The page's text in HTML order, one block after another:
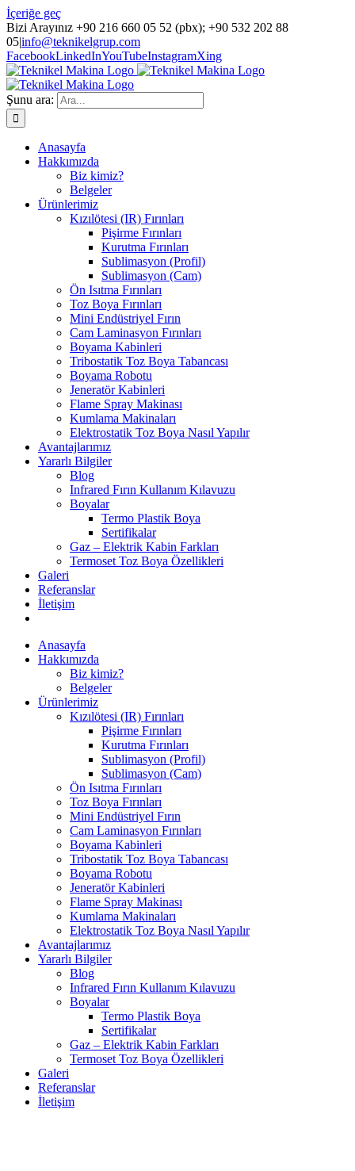
İçeriğe geç
Bizi Arayınız +90 216 660 05 52 (pbx); +90 532 202 88
05|info@teknikelgrup.com
FacebookLinkedInYouTubeInstagramXing
Şunu ara:
Anasayfa
Hakkımızda
Biz kimiz?
Belgeler
Ürünlerimiz
Kızılötesi (IR) Fırınları
Pişirme Fırınları
Kurutma Fırınları
Sublimasyon (Profil)
Sublimasyon (Cam)
Ön Isıtma Fırınları
Toz Boya Fırınları
Mini Endüstriyel Fırın
Cam Laminasyon Fırınları
Boyama Kabinleri
Tribostatik Toz Boya Tabancası
Boyama Robotu
Jeneratör Kabinleri
Flame Spray Makinası
Kumlama Makinaları
Elektrostatik Toz Boya Nasıl Yapılır
Avantajlarımız
Yararlı Bilgiler
Blog
Infrared Fırın Kullanım Kılavuzu
Boyalar
Termo Plastik Boya
Sertifikalar
Gaz – Elektrik Kabin Farkları
Termoset Toz Boya Özellikleri
Galeri
Referanslar
İletişim
Anasayfa
Hakkımızda
Biz kimiz?
Belgeler
Ürünlerimiz
Kızılötesi (IR) Fırınları
Pişirme Fırınları
Kurutma Fırınları
Sublimasyon (Profil)
Sublimasyon (Cam)
Ön Isıtma Fırınları
Toz Boya Fırınları
Mini Endüstriyel Fırın
Cam Laminasyon Fırınları
Boyama Kabinleri
Tribostatik Toz Boya Tabancası
Boyama Robotu
Jeneratör Kabinleri
Flame Spray Makinası
Kumlama Makinaları
Elektrostatik Toz Boya Nasıl Yapılır
Avantajlarımız
Yararlı Bilgiler
Blog
Infrared Fırın Kullanım Kılavuzu
Boyalar
Termo Plastik Boya
Sertifikalar
Gaz – Elektrik Kabin Farkları
Termoset Toz Boya Özellikleri
Galeri
Referanslar
İletişim